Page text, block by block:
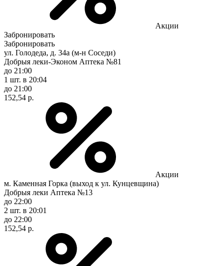
Акции
Забронировать
Забронировать
ул. Голодеда, д. 34а (м-н Соседи)
Добрыя леки-Эконом Аптека №81
до 21:00
1 шт. в 20:04
до 21:00
152,54 р.
Акции
м. Каменная Горка (выход к ул. Кунцевщина)
Добрыя леки Аптека №13
до 22:00
2 шт. в 20:01
до 22:00
152,54 р.